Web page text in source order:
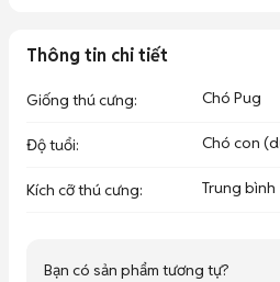
Thông tin chi tiết
Giống thú cưng: Chó Pug
Độ tuổi: Chó con
Kích cỡ thú cưng: Trung bình
Bạn có sản phẩm tương tự?